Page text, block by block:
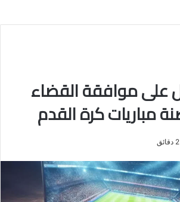
على موافقة القضاء
مباريات كرة القدم